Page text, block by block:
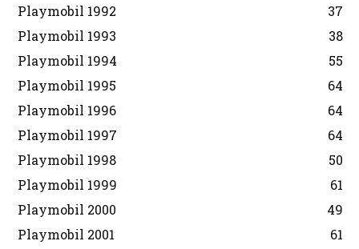
Playmobil 1992
37
Playmobil 1993
38
Playmobil 1994
55
Playmobil 1995
64
Playmobil 1996
64
Playmobil 1997
64
Playmobil 1998
50
Playmobil 1999
61
Playmobil 2000
49
Playmobil 2001
61